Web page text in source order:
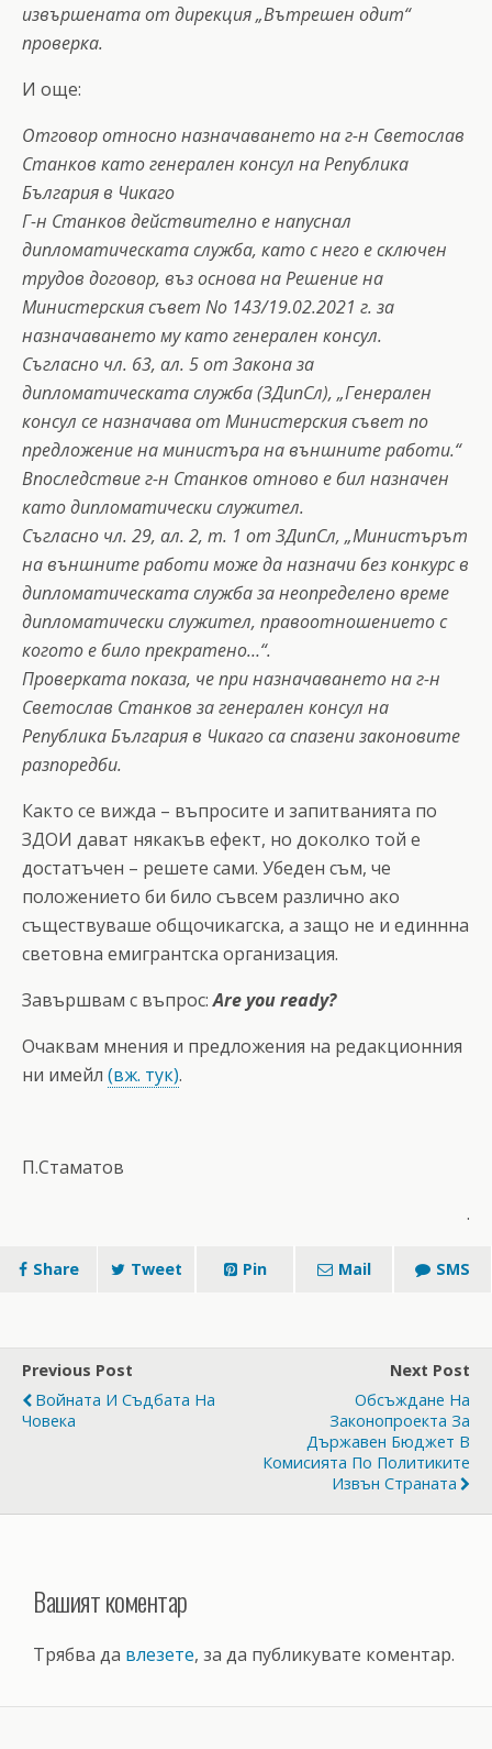
извършената от дирекция „Вътрешен одит“
проверка.
И още:
Отговор относно назначаването на г-н Светослав
Станков като генерален консул на Република
България в Чикаго
Г-н Станков действително е напуснал
дипломатическата служба, като с него е сключен
трудов договор, въз основа на Решение на
Министерския съвет No 143/19.02.2021 г. за
назначаването му като генерален консул.
Съгласно чл. 63, ал. 5 от Закона за
дипломатическата служба (ЗДипСл), „Генерален
консул се назначава от Министерския съвет по
предложение на министъра на външните работи.“
Впоследствие г-н Станков отново е бил назначен
като дипломатически служител.
Съгласно чл. 29, ал. 2, т. 1 от ЗДипСл, „Министърът
на външните работи може да назначи без конкурс в
дипломатическата служба за неопределено време
дипломатически служител, правоотношението с
когото е било прекратено…“.
Проверката показа, че при назначаването на г-н
Светослав Станков за генерален консул на
Република България в Чикаго са спазени законовите
разпоредби.
Както се вижда – въпросите и запитванията по
ЗДОИ дават някакъв ефект, но доколко той е
достатъчен – решете сами. Убеден съм, че
положението би било съвсем различно ако
съществуваше общочикагска, а защо не и единнна
световна емигрантска организация.
Завършвам с въпрос:Are you ready?
Очаквам мнения и предложения на редакционния
ни имейл (вж. тук).
П.Стаматов
.
Share Tweet Pin Mail SMS
Previous Post
Войната И Съдбата На
Човека
Next Post
Обсъждане На
Законопроекта За
Държавен Бюджет В
Комисията По Политиките
Извън Страната
Вашият коментар
Трябва да влезете, за да публикувате коментар.